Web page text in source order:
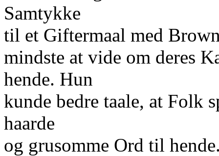
Samtykke
til et Giftermaal med
mindste at vide om deres
hende. Hun
kunde bedre taale, at Folk
haarde
og grusomme Ord til